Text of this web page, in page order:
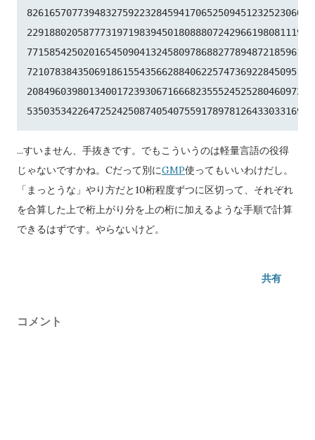
82616570773948327592232845941706525094512325230608
22918802058777319719839450180888072429661980811197
77158542502016545090413245809786882778948721859617
72107838435069186155435662884062257473692284509516
20849603980134001723930671666823555245252804609722
...すいません、手抜きです。でもこういうのは軽量言語の役得
じゃないですかね。Cだって別にGMP使ってもいいわけだし。
「まっとうな」やり方だと10桁程度ずつに区切って、それぞれ
を合算した上で桁上がり分を上の桁に加えるような手順で計算
できるはずです。やらないけど。
共有
コメント